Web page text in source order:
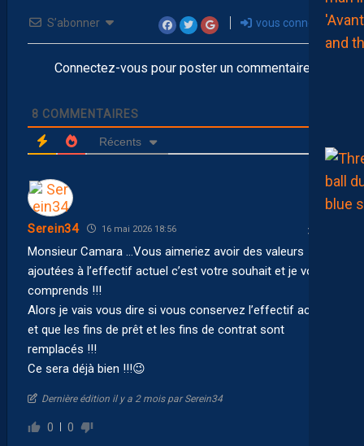
S’abonner vous connecter
Connectez-vous pour poster un commentaire
8 COMMENTAIRES
Récents
Serein34 16 mai 2026 18:56
Monsieur Camara …Vous aimeriez avoir des valeurs
ajoutées à l’effectif actuel c’est votre souhait et je vous
comprends !!!
Alors je vais vous dire si vous conservez l’effectif actuel
et que les fins de prêt et les fins de contrat sont
remplacés !!!
Ce sera déjà bien !!! 😉
Dernière édition il y a 2 mois par Serein34
0 0